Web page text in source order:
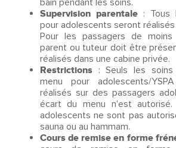
bain pendant les soins.
Supervision parentale: Tous
pour adolescents seront
Pour les passagers de
parent ou tuteur doit être
réalisés dans une cabine privée.
Restrictions: Seuls les soins
menu pour adolescents/
réalisés sur des passagers
écart du menu n'est autorisé.
adolescents ne sont pas
sauna ou au hammam.
Cours de remise en forme